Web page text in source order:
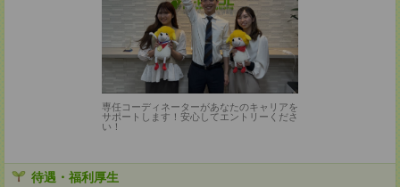
専任コーディネーターがあなたのキャリアを
サポートします！安心してエントリーくださ
い！
待遇・福利厚生